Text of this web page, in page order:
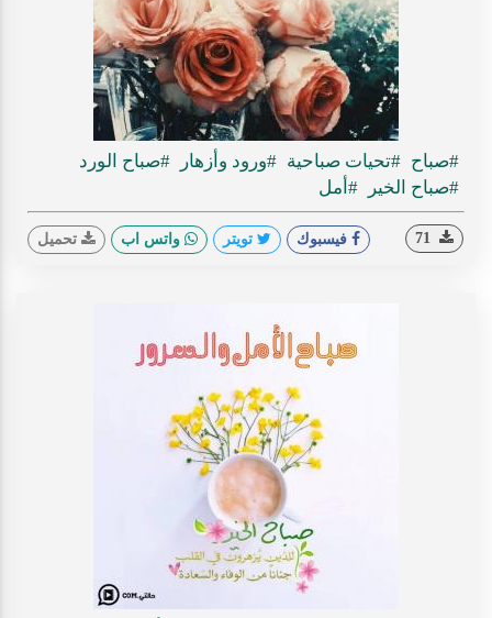
#صباح #تحيات صباحية #ورود وأزهار
#صباح الورد
#صباح الخير
#أمل
فيسبوك تويتر واتس اب تحميل